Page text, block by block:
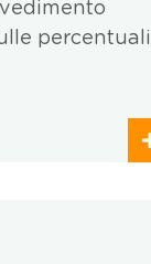
percentuali